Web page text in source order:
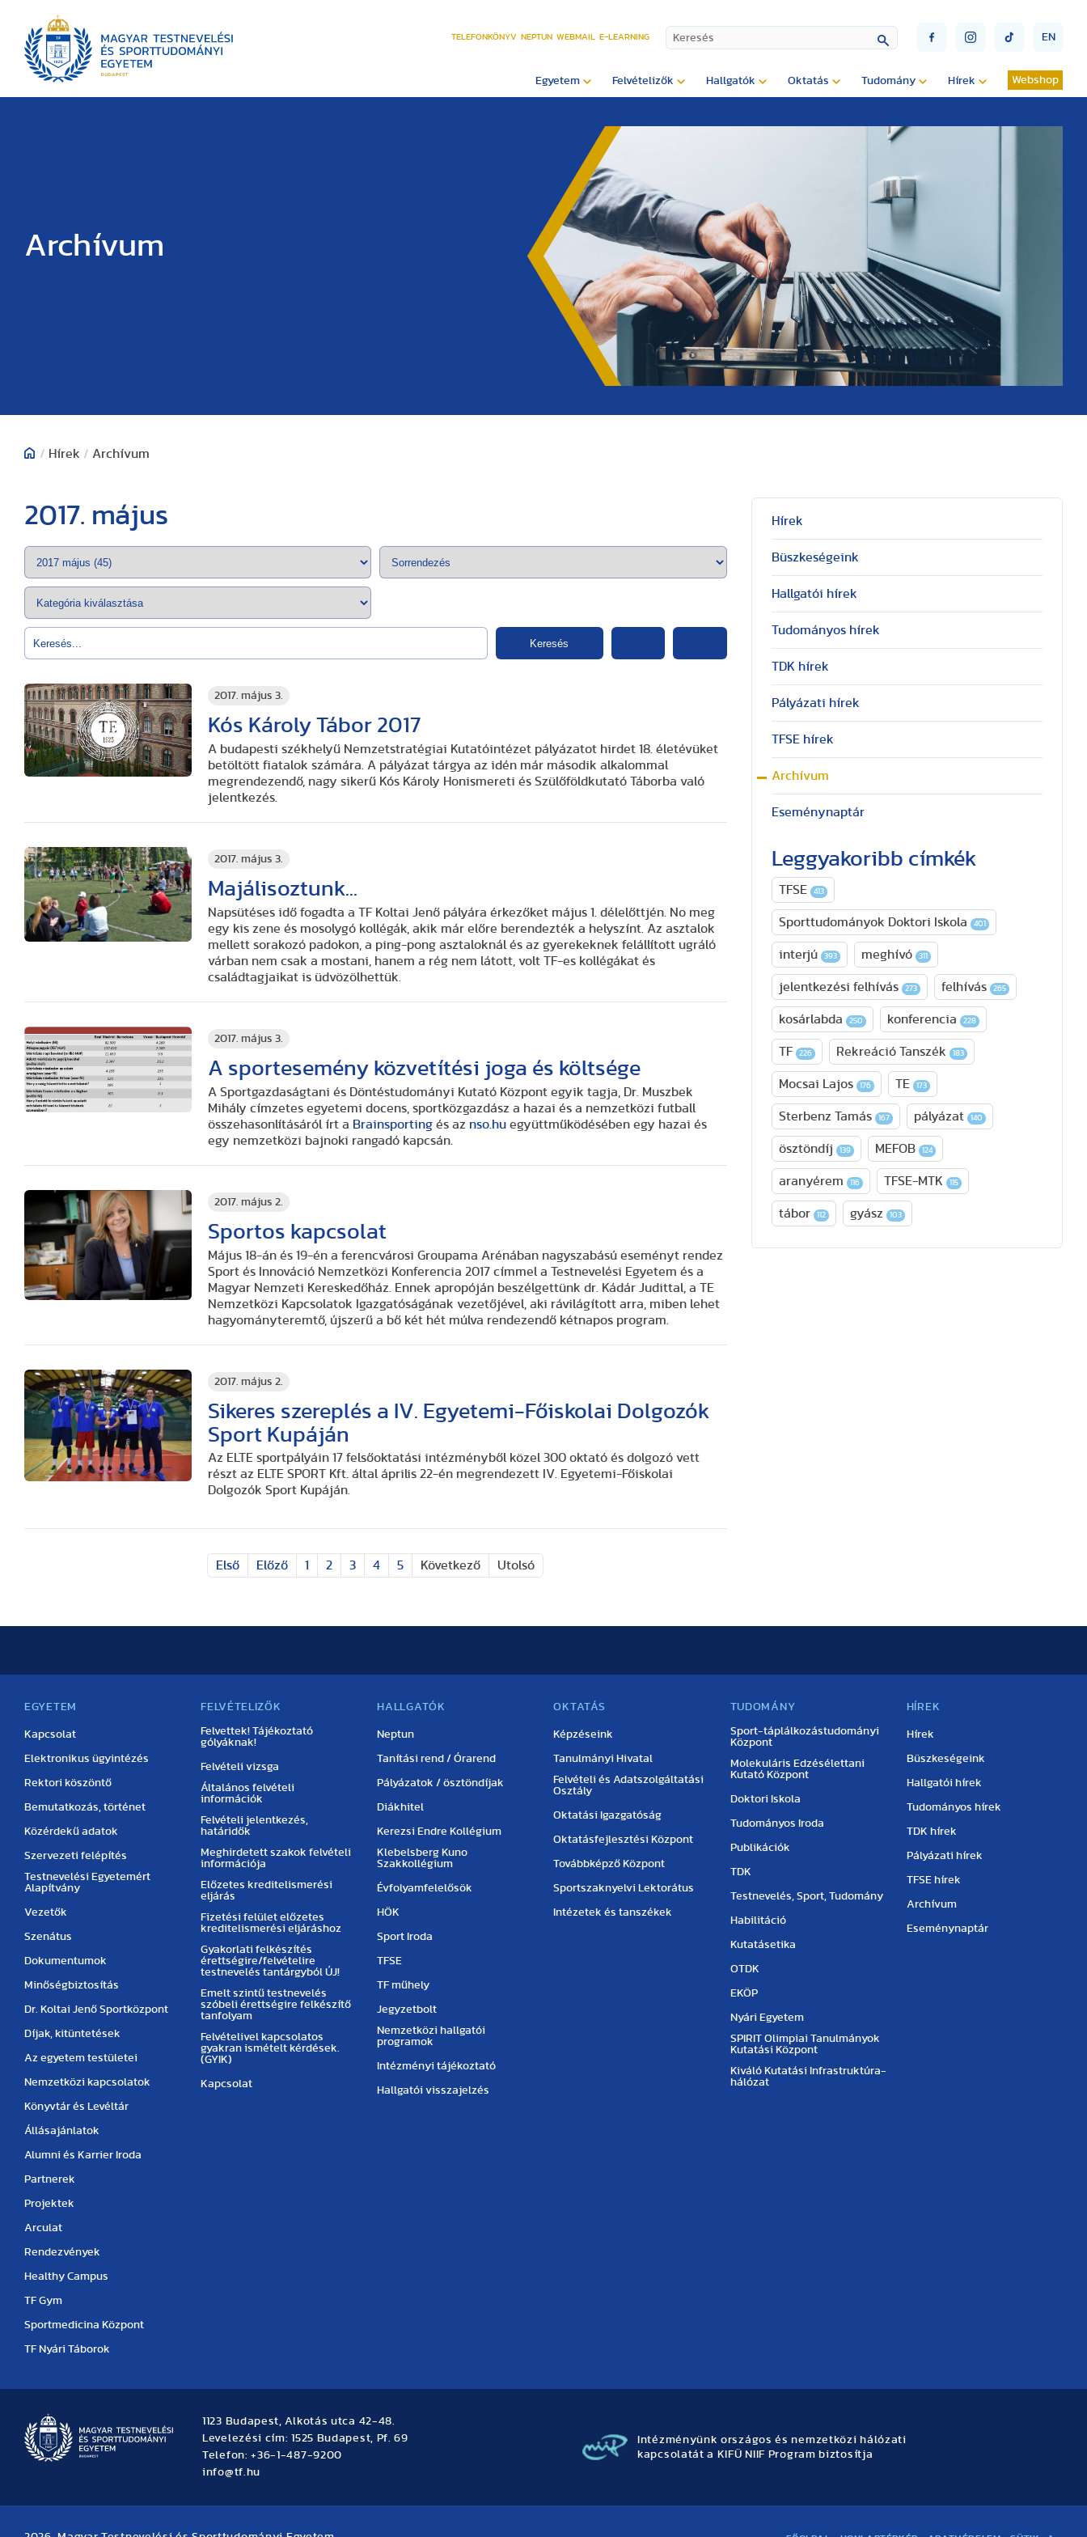
TELEFONKÖNYV NEPTUN WEBMAIL E-LEARNING EN
Egyetem Felvételizők Hallgatók Oktatás Tudomány Hírek Webshop
Archívum
/ Hírek / Archívum
2017. május
Keresés
2017. május 3.
Kós Károly Tábor 2017
A budapesti székhelyű Nemzetstratégiai Kutatóintézet pályázatot hirdet 18. életévüket
betöltött fiatalok számára. A pályázat tárgya az idén már második alkalommal
megrendezendő, nagy sikerű Kós Károly Honismereti és Szülőföldkutató Táborba való
jelentkezés.
2017. május 3.
Majálisoztunk...
Napsütéses idő fogadta a TF Koltai Jenő pályára érkezőket május 1. délelőttjén. No meg
egy kis zene és mosolygó kollégák, akik már előre berendezték a helyszínt. Az asztalok
mellett sorakozó padokon, a ping-pong asztaloknál és az gyerekeknek felállított ugráló
várban nem csak a mostani, hanem a rég nem látott, volt TF-es kollégákat és
családtagjaikat is üdvözölhettük.
2017. május 3.
A sportesemény közvetítési joga és költsége
A Sportgazdaságtani és Döntéstudományi Kutató Központ egyik tagja, Dr. Muszbek
Mihály címzetes egyetemi docens, sportközgazdász a hazai és a nemzetközi futball
összehasonlításáról írt a Brainsporting és az nso.hu együttműködésében egy hazai és
egy nemzetközi bajnoki rangadó kapcsán.
2017. május 2.
Sportos kapcsolat
Május 18-án és 19-én a ferencvárosi Groupama Arénában nagyszabású eseményt rendez
Sport és Innováció Nemzetközi Konferencia 2017 címmel a Testnevelési Egyetem és a
Magyar Nemzeti Kereskedőház. Ennek apropóján beszélgettünk dr. Kádár Judittal, a TE
Nemzetközi Kapcsolatok Igazgatóságának vezetőjével, aki rávilágított arra, miben lehet
hagyományteremtő, újszerű a bő két hét múlva rendezendő kétnapos program.
2017. május 2.
Sikeres szereplés a IV. Egyetemi-Főiskolai Dolgozók
Sport Kupáján
Az ELTE sportpályáin 17 felsőoktatási intézményből közel 300 oktató és dolgozó vett
részt az ELTE SPORT Kft. által április 22-én megrendezett IV. Egyetemi-Főiskolai
Dolgozók Sport Kupáján.
Első Előző 1 2 3 4 5 Következő Utolsó
Hírek
Büszkeségeink
Hallgatói hírek
Tudományos hírek
TDK hírek
Pályázati hírek
TFSE hírek
Archívum
Eseménynaptár
Leggyakoribb címkék
TFSE 413
Sporttudományok Doktori Iskola 401
interjú 393 meghívó 311
jelentkezési felhívás 273 felhívás 265
kosárlabda 250 konferencia 228
TF 226 Rekreáció Tanszék 183
Mocsai Lajos 176 TE 173
Sterbenz Tamás 167 pályázat 140
ösztöndíj 139 MEFOB 124
aranyérem 116 TFSE-MTK 115
tábor 112 gyász 103
EGYETEM
Kapcsolat
Elektronikus ügyintézés
Rektori köszöntő
Bemutatkozás, történet
Közérdekű adatok
Szervezeti felépítés
Testnevelési Egyetemért
Alapítvány
Vezetők
Szenátus
Dokumentumok
Minőségbiztosítás
Dr. Koltai Jenő Sportközpont
Díjak, kitüntetések
Az egyetem testületei
Nemzetközi kapcsolatok
Könyvtár és Levéltár
Állásajánlatok
Alumni és Karrier Iroda
Partnerek
Projektek
Arculat
Rendezvények
Healthy Campus
TF Gym
Sportmedicina Központ
TF Nyári Táborok
FELVÉTELIZŐK
Felvettek! Tájékoztató
gólyáknak!
Felvételi vizsga
Általános felvételi
információk
Felvételi jelentkezés,
határidők
Meghirdetett szakok felvételi
információja
Előzetes kreditelismerési
eljárás
Fizetési felület előzetes
kreditelismerési eljáráshoz
Gyakorlati felkészítés
érettségire/felvételire
testnevelés tantárgyból ÚJ!
Emelt szintű testnevelés
szóbeli érettségire felkészítő
tanfolyam
Felvételivel kapcsolatos
gyakran ismételt kérdések.
(GYIK)
Kapcsolat
HALLGATÓK
Neptun
Tanítási rend / Órarend
Pályázatok / ösztöndíjak
Diákhitel
Kerezsi Endre Kollégium
Klebelsberg Kuno
Szakkollégium
Évfolyamfelelősök
HÖK
Sport Iroda
TFSE
TF műhely
Jegyzetbolt
Nemzetközi hallgatói
programok
Intézményi tájékoztató
Hallgatói visszajelzés
OKTATÁS
Képzéseink
Tanulmányi Hivatal
Felvételi és Adatszolgáltatási
Osztály
Oktatási Igazgatóság
Oktatásfejlesztési Központ
Továbbképző Központ
Sportszaknyelvi Lektorátus
Intézetek és tanszékek
TUDOMÁNY
Sport-táplálkozástudományi
Központ
Molekuláris Edzésélettani
Kutató Központ
Doktori Iskola
Tudományos Iroda
Publikációk
TDK
Testnevelés, Sport, Tudomány
Habilitáció
Kutatásetika
OTDK
EKÖP
Nyári Egyetem
SPIRIT Olimpiai Tanulmányok
Kutatási Központ
Kiváló Kutatási Infrastruktúra-
hálózat
HÍREK
Hírek
Büszkeségeink
Hallgatói hírek
Tudományos hírek
TDK hírek
Pályázati hírek
TFSE hírek
Archívum
Eseménynaptár
1123 Budapest, Alkotás utca 42-48.
Levelezési cím: 1525 Budapest, Pf. 69
Telefon: +36-1-487-9200
info@tf.hu
Intézményünk országos és nemzetközi hálózati
kapcsolatát a KIFÜ NIIF Program biztosítja